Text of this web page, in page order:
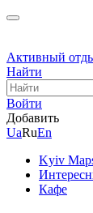
Активный
Найти
Войти
Добавить
UaRuEn
Kyiv
Кафе